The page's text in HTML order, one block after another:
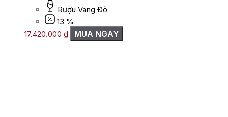
Rượu Vang Đỏ
13 %
17.420.000 ₫ MUA NGAY